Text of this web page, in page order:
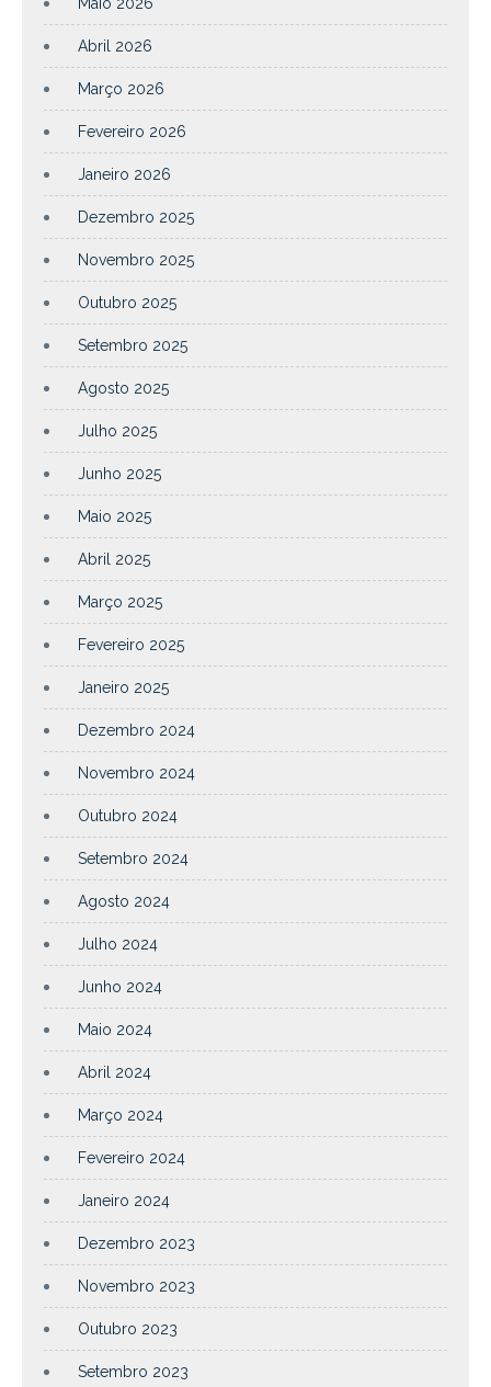
Abril 2026
Março 2026
Fevereiro 2026
Janeiro 2026
Dezembro 2025
Novembro 2025
Outubro 2025
Setembro 2025
Agosto 2025
Julho 2025
Junho 2025
Maio 2025
Abril 2025
Março 2025
Fevereiro 2025
Janeiro 2025
Dezembro 2024
Novembro 2024
Outubro 2024
Setembro 2024
Agosto 2024
Julho 2024
Junho 2024
Maio 2024
Abril 2024
Março 2024
Fevereiro 2024
Janeiro 2024
Dezembro 2023
Novembro 2023
Outubro 2023
Setembro 2023